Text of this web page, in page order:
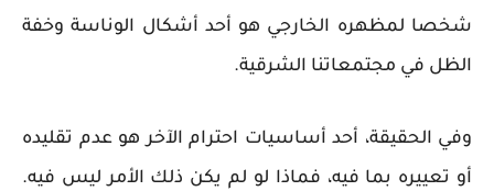
شخصا لمظهره الخارجي هو أحد أشكال الوناسة وخفة
الظل في مجتمعاتنا الشرقية.
وفي الحقيقة، أحد أساسيات احترام الآخر هو عدم تقليده
أو تعييره بما فيه، فماذا لو لم يكن ذلك الأمر ليس فيه.